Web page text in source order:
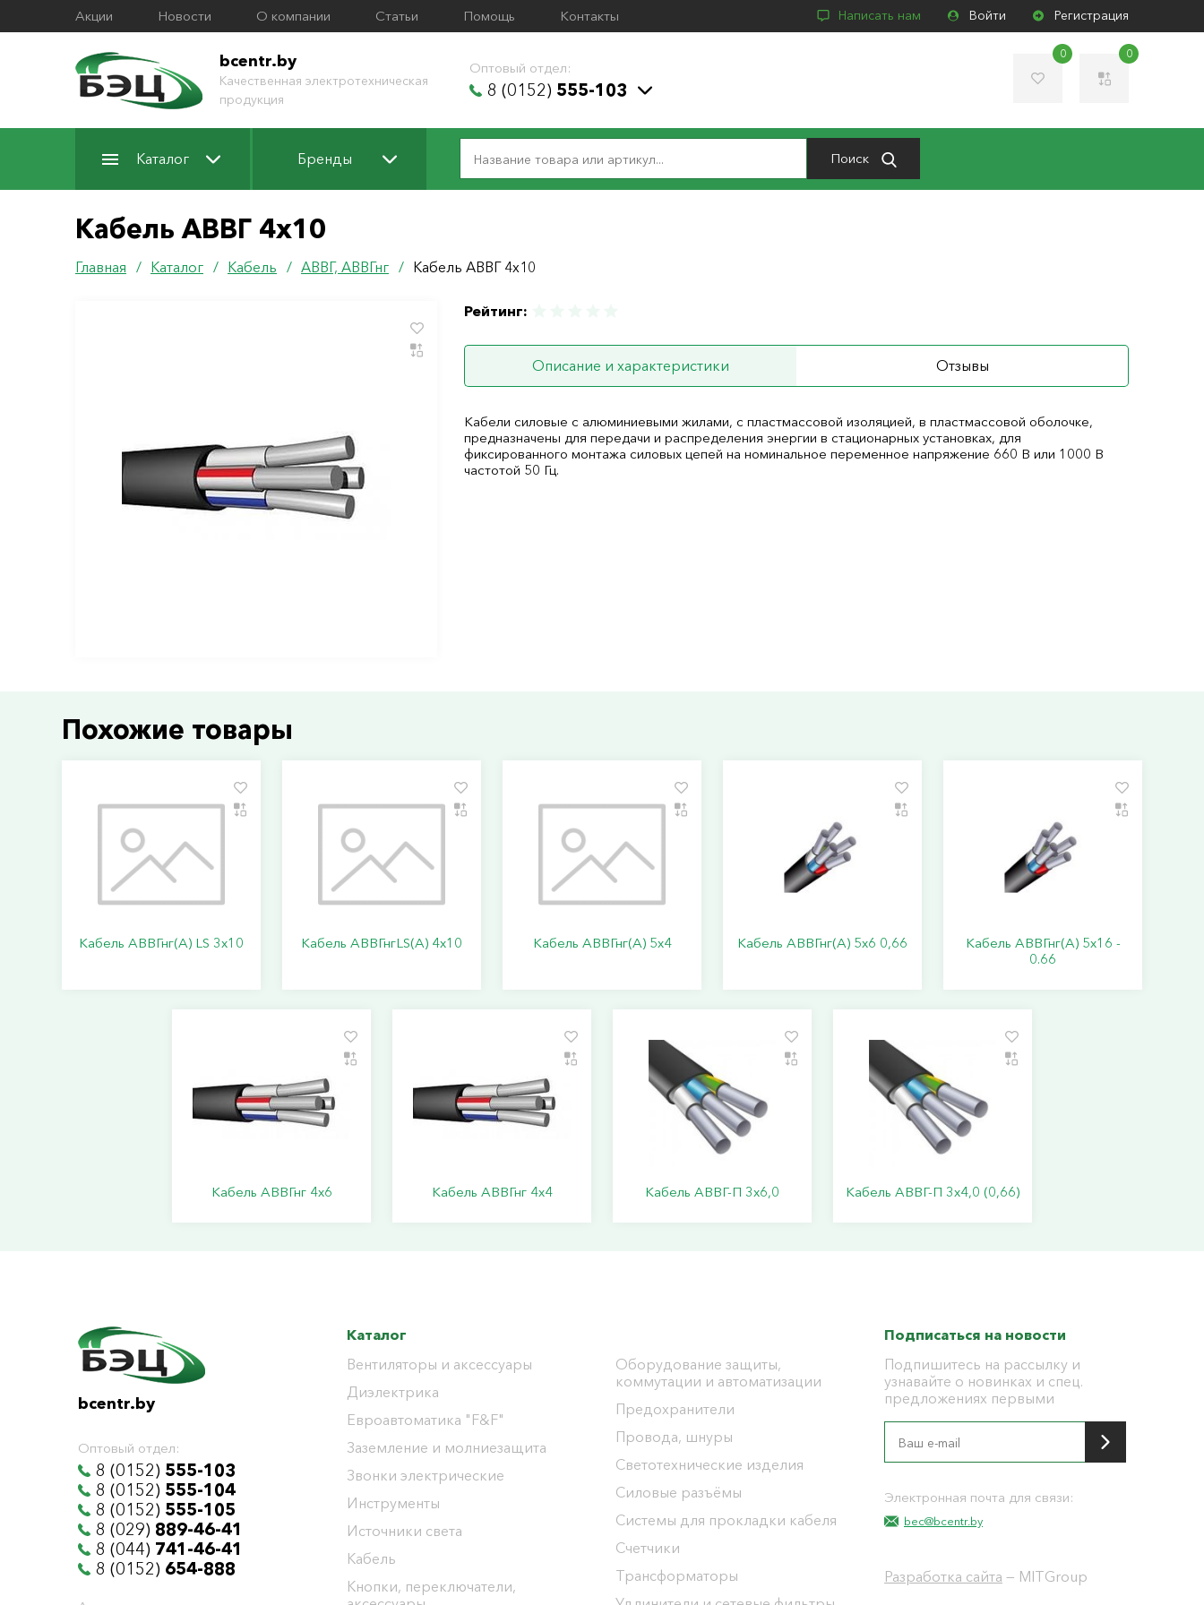
Акции Новости О компании Статьи Помощь Контакты Написать нам Войти Регистрация
bcentr.by
Качественная электротехническая
продукция
Оптовый отдел:
8 (0152) 555-103
0 0
Каталог Бренды Поиск
Кабель АВВГ 4х10
Главная / Каталог / Кабель / АВВГ, АВВГнг / Кабель АВВГ 4х10
Рейтинг:
Описание и характеристики Отзывы
Кабели силовые с алюминиевыми жилами, с пластмассовой изоляцией, в пластмассовой оболочке,
предназначены для передачи и распределения энергии в стационарных установках, для
фиксированного монтажа силовых цепей на номинальное переменное напряжение 660 В или 1000 В
частотой 50 Гц.
Похожие товары
Кабель АВВГнг(А) LS 3х10 Кабель АВВГнгLS(А) 4х10 Кабель АВВГнг(А) 5х4 Кабель АВВГнг(А) 5х6 0,66
Кабель АВВГнг(А) 5х16 -
0.66
Кабель АВВГнг 4х6 Кабель АВВГнг 4х4 Кабель АВВГ-П 3х6,0 Кабель АВВГ-П 3х4,0 (0,66)
bcentr.by
Оптовый отдел:
8 (0152) 555-103
8 (0152) 555-104
8 (0152) 555-105
8 (029) 889-46-41
8 (044) 741-46-41
8 (0152) 654-888
Каталог
Вентиляторы и аксессуары
Диэлектрика
Евроавтоматика "F&F"
Заземление и молниезащита
Звонки электрические
Инструменты
Источники света
Кабель
Кнопки, переключатели,
Оборудование защиты,
коммутации и автоматизации
Предохранители
Провода, шнуры
Светотехнические изделия
Силовые разъёмы
Системы для прокладки кабеля
Счетчики
Трансформаторы
Подписаться на новости
Подпишитесь на рассылку и
узнавайте о новинках и спец.
предложениях первыми
Электронная почта для связи:
bec@bcentr.by
Разработка сайта — MITGroup